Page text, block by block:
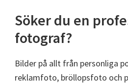
Söker du en
fotograf?
Bilder på allt från personliga
reklamfoto, bröllopsfoto och